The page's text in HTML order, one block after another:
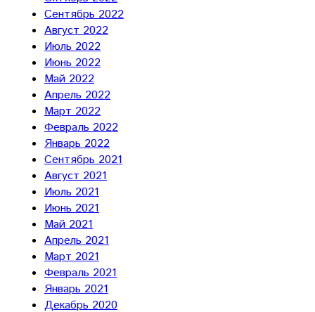
Сентябрь 2022
Август 2022
Июль 2022
Июнь 2022
Май 2022
Апрель 2022
Март 2022
Февраль 2022
Январь 2022
Сентябрь 2021
Август 2021
Июль 2021
Июнь 2021
Май 2021
Апрель 2021
Март 2021
Февраль 2021
Январь 2021
Декабрь 2020